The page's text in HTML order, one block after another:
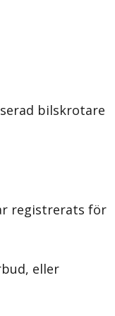
bilskrotare
registrerats för
eller